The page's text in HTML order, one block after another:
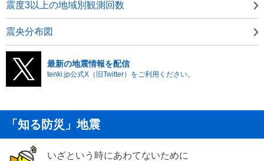
震度3以上の地域別観測回数
震央分布図
最新の地震情報を配信
tenki.jp公式X（旧Twitter）をご利用ください。
「知る防災」地震
いざという時にあわてないために